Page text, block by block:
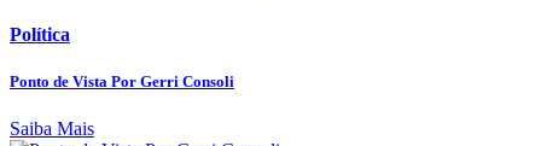
Política
Ponto de Vista Por Gerri Consoli
Saiba Mais